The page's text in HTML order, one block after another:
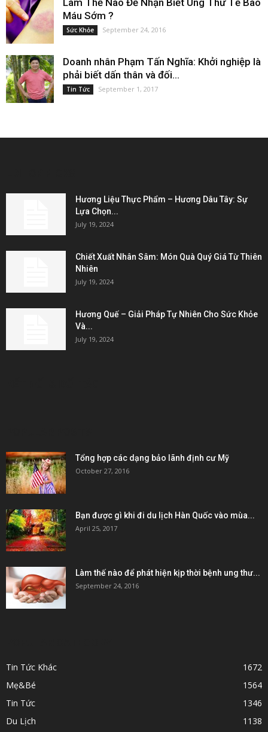
Làm Thế Nào Để Nhận Biết Ung Thư Tế Bào
Máu Sớm ?
Sức Khỏe September 24, 2016
Doanh nhân Phạm Tấn Nghĩa: Khởi nghiệp là
phải biết dấn thân và đối...
Tin Tức September 1, 2017
Hương Liệu Thực Phẩm – Hương Dâu Tây: Sự
Lựa Chọn...
July 19, 2024
Chiết Xuất Nhân Sâm: Món Quà Quý Giá Từ Thiên
Nhiên
July 19, 2024
Hương Quế – Giải Pháp Tự Nhiên Cho Sức Khỏe
Và...
July 19, 2024
Tổng hợp các dạng bảo lãnh định cư Mỹ
October 27, 2016
Bạn được gì khi đi du lịch Hàn Quốc vào mùa...
April 25, 2017
Làm thế nào để phát hiện kịp thời bệnh ung thư...
September 24, 2016
Tin Tức Khác
1672
Mẹ&Bé
1564
Tin Tức
1346
Du Lịch
1138